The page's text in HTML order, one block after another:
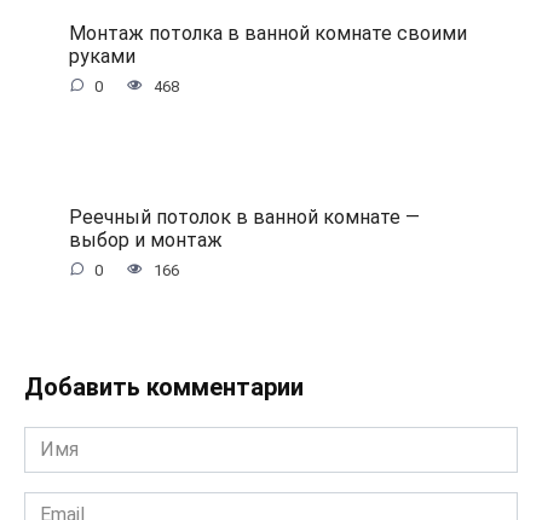
Монтаж потолка в ванной комнате своими
руками
0 468
Реечный потолок в ванной комнате —
выбор и монтаж
0 166
Добавить комментарии
Имя
*
Email